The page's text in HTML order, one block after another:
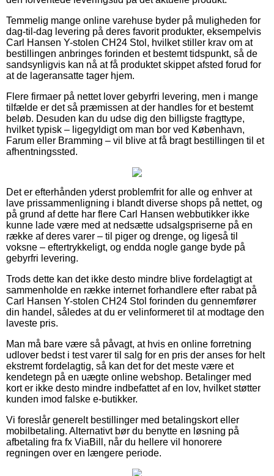
Temmelig mange online varehuse byder på muligheden for
dag-til-dag levering på deres favorit produkter, eksempelvis
Carl Hansen Y-stolen CH24 Stol, hvilket stiller krav om at
bestillingen anbringes forinden et bestemt tidspunkt, så de
sandsynligvis kan nå at få produktet skippet afsted forud for
at de lageransatte tager hjem.
Flere firmaer på nettet lover gebyrfri levering, men i mange
tilfælde er det så præmissen at der handles for et bestemt
beløb. Desuden kan du udse dig den billigste fragttype,
hvilket typisk – ligegyldigt om man bor ved København,
Farum eller Bramming – vil blive at få bragt bestillingen til et
afhentningssted.
Det er efterhånden yderst problemfrit for alle og enhver at
lave prissammenligning i blandt diverse shops på nettet, og
på grund af dette har flere Carl Hansen webbutikker ikke
kunne lade være med at nedsætte udsalgspriserne på en
række af deres varer – til piger og drenge, og ligeså til
voksne – eftertrykkeligt, og endda nogle gange byde på
gebyrfri levering.
Trods dette kan det ikke desto mindre blive fordelagtigt at
sammenholde en række internet forhandlere efter rabat på
Carl Hansen Y-stolen CH24 Stol forinden du gennemfører
din handel, således at du er velinformeret til at modtage den
laveste pris.
Man må bare være så påvagt, at hvis en online forretning
udlover bedst i test varer til salg for en pris der anses for helt
ekstremt fordelagtig, så kan det for det meste være et
kendetegn på en uægte online webshop. Betalinger med
kort er ikke desto mindre indbefattet af en lov, hvilket støtter
kunden imod falske e-butikker.
Vi foreslår generelt bestillinger med betalingskort eller
mobilbetaling. Alternativt bør du benytte en løsning på
afbetaling fra fx ViaBill, når du hellere vil honorere
regningen over en længere periode.